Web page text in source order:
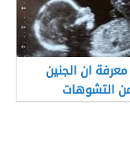
ان الجنين
التشوهات